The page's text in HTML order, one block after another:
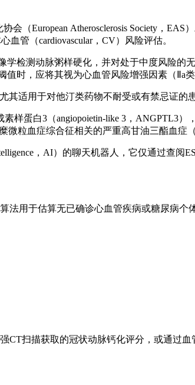
会（European Atherosclerosis Society，
血管（cardiovascular，CV）风险评估。
检测动脉粥样硬化，并对处于中度风险的
值时，应将其视为心血管风险增强因素（Ⅱa类
其适用于对他汀类药物不耐受或有禁忌证的
样蛋白3（angiopoietin-like 3，ANGPTL3
微粒血症综合征相关的严重高甘油三酯血症（
，AI）的聊天机器人，它仅通过查
法用于估算无已确诊心血管疾病或糖尿病个
CT扫描获取的冠状动脉钙化评分，或通过